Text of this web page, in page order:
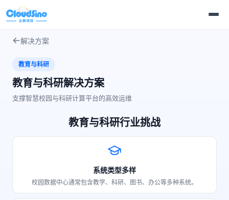
解决方案
教育与科研
教育与科研解决方案
支撑智慧校园与科研计算平台的高效运维
教育与科研行业挑战
系统类型多样
校园数据中心通常包含教学、科研、图书、办公等多种系统。